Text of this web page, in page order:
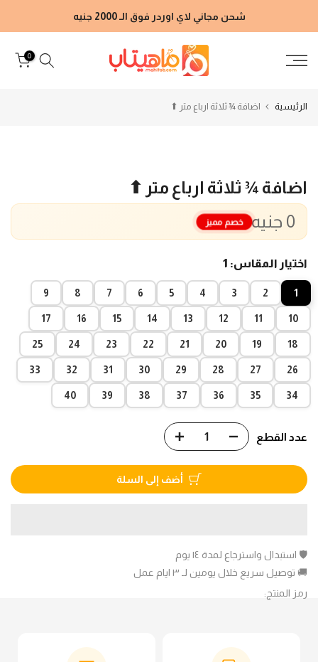
إلى
شحن مجاني لاي اوردر فوق الـ 2000 جنيه
0
الرئيسية اضافة ¾ ثلاثة ارباع متر ⬆
اضافة ¾ ثلاثة ارباع متر ⬆
0 جنيه خصم مميز
اختيار المقاس: 1
1
2
3
4
5
6
7
8
9
10
11
12
13
14
15
16
17
18
19
20
21
22
23
24
25
26
27
28
29
30
31
32
33
34
35
36
37
38
39
40
عدد القطع
أضف إلى السلة
🛡️ استبدال واسترجاع لمدة ١٤ يوم
🚚 توصيل سريع خلال يومين لـ ٣ ايام عمل
رمز المنتج: